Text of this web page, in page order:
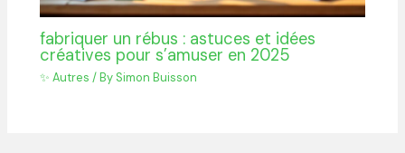
fabriquer un rébus : astuces et idées
créatives pour s’amuser en 2025
✨ Autres / By Simon Buisson